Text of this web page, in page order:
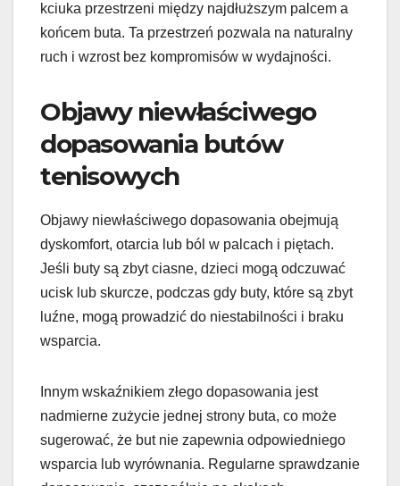
kciuka przestrzeni między najdłuższym palcem a
końcem buta. Ta przestrzeń pozwala na naturalny
ruch i wzrost bez kompromisów w wydajności.
Objawy niewłaściwego
dopasowania butów
tenisowych
Objawy niewłaściwego dopasowania obejmują
dyskomfort, otarcia lub ból w palcach i piętach.
Jeśli buty są zbyt ciasne, dzieci mogą odczuwać
ucisk lub skurcze, podczas gdy buty, które są zbyt
luźne, mogą prowadzić do niestabilności i braku
wsparcia.
Innym wskaźnikiem złego dopasowania jest
nadmierne zużycie jednej strony buta, co może
sugerować, że but nie zapewnia odpowiedniego
wsparcia lub wyrównania. Regularne sprawdzanie